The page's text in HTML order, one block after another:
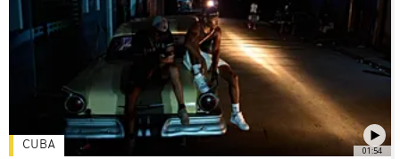
01:54
CUBA